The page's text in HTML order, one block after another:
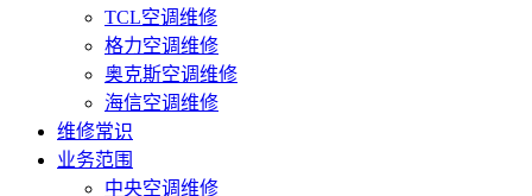
TCL空调维修
格力空调维修
奥克斯空调维修
海信空调维修
维修常识
业务范围
中央空调维修